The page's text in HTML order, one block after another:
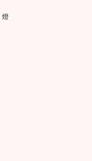
燈